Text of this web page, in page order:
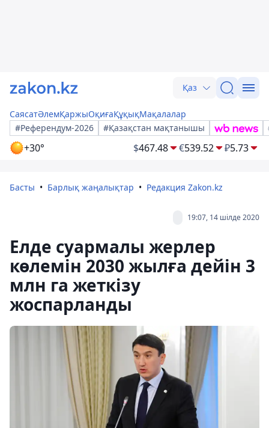
Қаз
СаясатӘлемҚаржыОқиғаҚұқықМақалалар
#Референдум-2026
#Қазақстан мақтанышы
+30° $467.48 €539.52 ₽5.73
Басты Барлық жаңалықтар Редакция Zakon.kz
19:07, 14 шілде 2020
Елде суармалы жерлер
көлемін 2030 жылға дейін 3
млн га жеткізу
жоспарланды